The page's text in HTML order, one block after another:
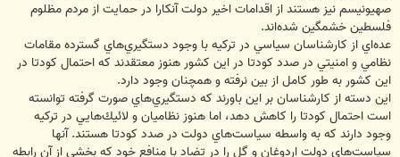
صهيونيسم نيز هستند از اقدامات اخير دولت آنكارا در حمايت از مردم مظلوم
فلسطين خشمگين شده‌اند.
عده‌اي از كارشناسان سياسي در تركيه با وجود دستگيري‌هاي گسترده مقامات
نظامي و امنيتي در صدد كودتا در اين كشور هنوز معتقدند كه احتمال كودتا در
اين كشور به طور كامل از بين نرفته و همچنان وجود دارد.
اين دسته از كارشناسان بر اين باورند كه دستگيري‌هاي صورت گرفته توانسته
است احتمال كودتا را كاهش دهد، اما هنوز نظاميان و لائيك‌هايي در تركيه
وجود دارند كه به واسطه سياست‌هاي دولت در صدد كودتا هستند. آنها
سياست‌هاي دولت اردوغان و گل را در تضاد با منافع خود كه بخشي از آن رابطه